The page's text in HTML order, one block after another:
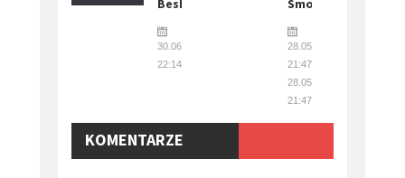
Beskidzka
30.06.2024
22:14
Smokovec
28.05.2016
21:47 -
28.05.2016
21:47
KOMENTARZE